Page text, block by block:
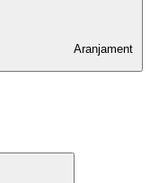
Aranjament